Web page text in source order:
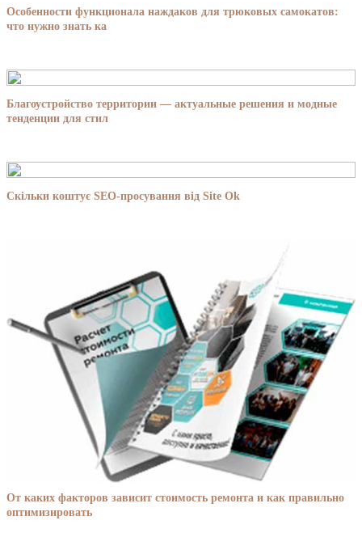
Особенности функционала наждаков для трюковых самокатов:
что нужно знать ка
Благоустройство территории — актуальные решения и модные
тенденции для стил
Скільки коштує SEO-просування від Site Ok
От каких факторов зависит стоимость ремонта и как правильно
оптимизировать